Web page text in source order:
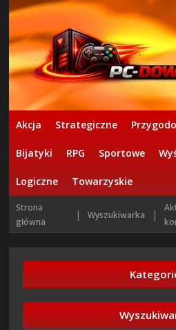
Akcja Strategiczne
Bijatyki RPG Sportowe
Logiczne Towarzyskie
Strona
główna
| Wyszukiwarka |